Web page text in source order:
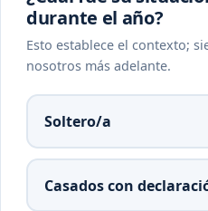
durante el año?
Esto establece el contexto;
nosotros más adelante.
Soltero/a
Casados con